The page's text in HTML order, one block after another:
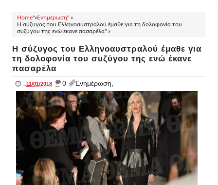
Home"»Ενημέρωση" »
Η σύζυγος του Ελληνοαυστραλού έμαθε για τη δολοφονία του
συζύγου της ενώ έκανε πασαρέλα" »
Η σύζυγος του Ελληνοαυστραλού έμαθε για
τη δολοφονία του συζύγου της ενώ έκανε
πασαρέλα
..11/01/2018 _ 0 Ενημέρωση,